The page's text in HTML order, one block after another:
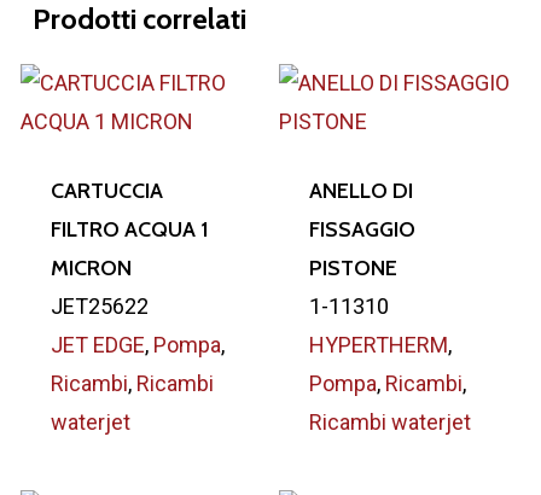
Prodotti correlati
CARTUCCIA
FILTRO ACQUA 1
MICRON
JET25622
JET EDGE, Pompa,
Ricambi, Ricambi
waterjet
ANELLO DI
FISSAGGIO
PISTONE
1-11310
HYPERTHERM,
Pompa, Ricambi,
Ricambi waterjet